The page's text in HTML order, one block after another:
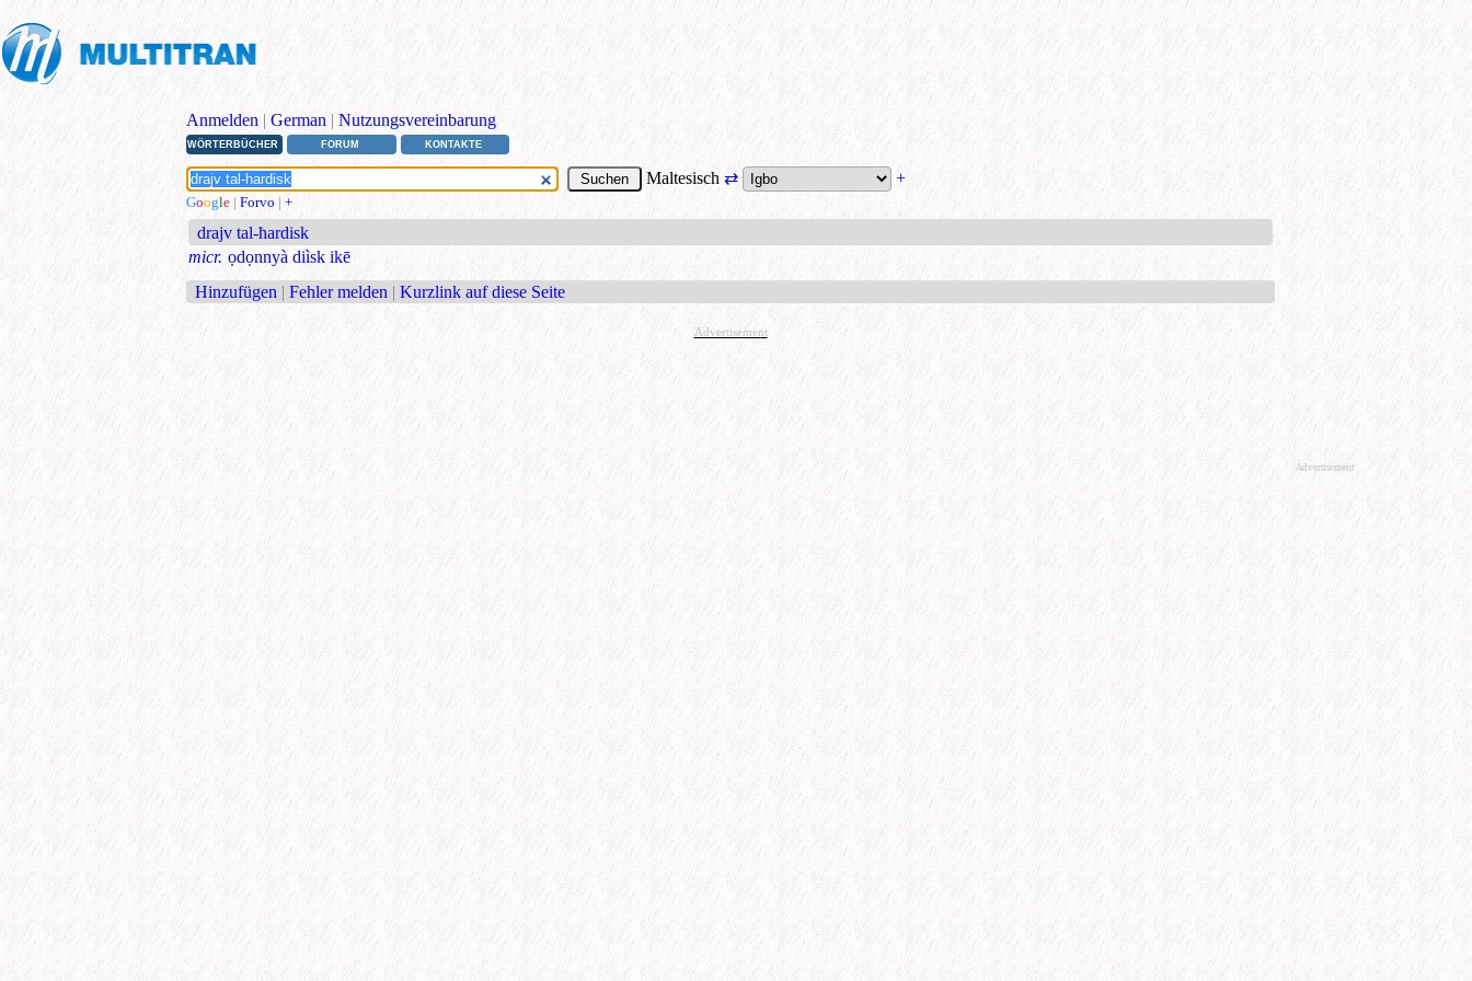
Anmelden | German | Nutzungsvereinbarung
WÖRTERBÜCHER FORUM KONTAKTE
Maltesisch ⇄ +
Google | Forvo | +
drajv tal-ħardisk
micr. ọdọnnyà diìsk ikē
Hinzufügen | Fehler melden | Kurzlink auf diese Seite
Advertisement
Advertisement